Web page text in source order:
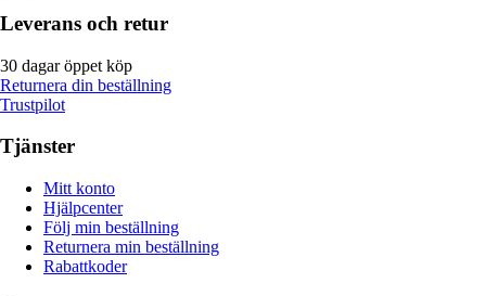
Leverans och retur
30 dagar öppet köp
Returnera din beställning
Trustpilot
Tjänster
Mitt konto
Hjälpcenter
Följ min beställning
Returnera min beställning
Rabattkoder